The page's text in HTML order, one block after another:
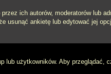
ich autorów, moderatorów lub
usunąć ankietę lub edytować jej
lub użytkowników. Aby